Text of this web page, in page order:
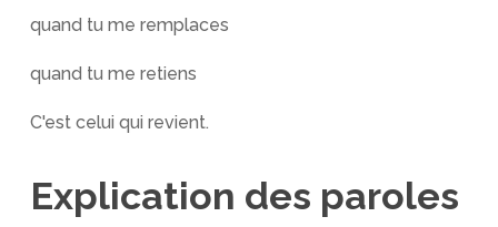
quand tu me remplaces
quand tu me retiens
C'est celui qui revient.
Explication des paroles